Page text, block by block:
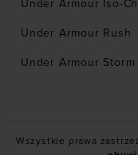
Under Armour Iso-
Under Armour Rush
Under Armour Storm
Wszystkie prawa